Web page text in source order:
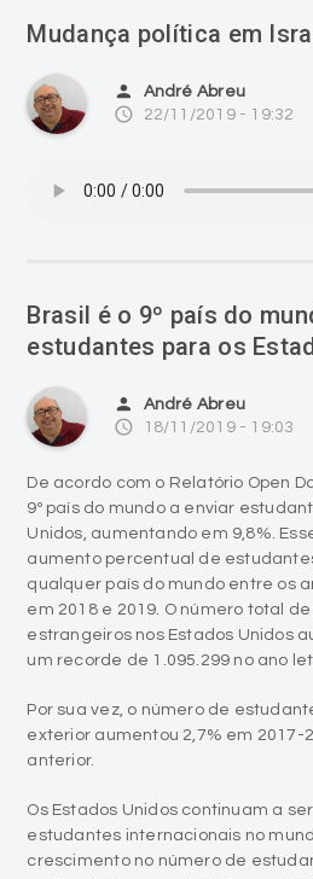
Mudança política em
person André Abreu
access_time 22/11/2019 - 19:32
Brasil é o 9º país do
estudantes para os
person André Abreu
access_time 18/11/2019 - 19:03
De acordo com o Relatório Open
9º país do mundo a enviar
Unidos, aumentando em 9,8%.
aumento percentual de
qualquer país do mundo entre os
em 2018 e 2019. O número total
estrangeiros nos Estados Unidos
um recorde de 1.095.299 no ano
Por sua vez, o número de
exterior aumentou 2,7% em 2017-
anterior.
Os Estados Unidos continuam a
estudantes internacionais no
crescimento no número de